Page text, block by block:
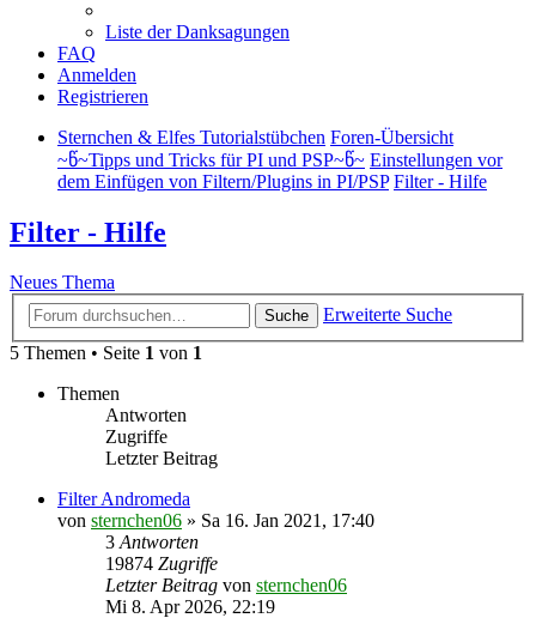
Liste der Danksagungen
FAQ
Anmelden
Registrieren
Sternchen & Elfes Tutorialstübchen Foren-Übersicht
~წ~Tipps und Tricks für PI und PSP~წ~ Einstellungen vor
dem Einfügen von Filtern/Plugins in PI/PSP Filter - Hilfe
Filter - Hilfe
Neues Thema
Suche
Erweiterte Suche
5 Themen • Seite 1 von 1
Themen
Antworten
Zugriffe
Letzter Beitrag
Filter Andromeda
von sternchen06 » Sa 16. Jan 2021, 17:40
3 Antworten
19874 Zugriffe
Letzter Beitrag von sternchen06
Mi 8. Apr 2026, 22:19